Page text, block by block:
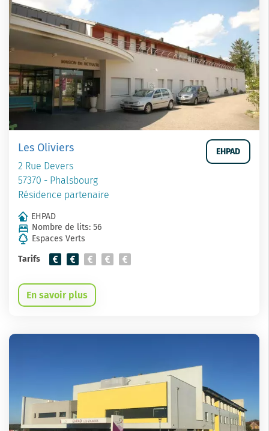
Les Oliviers
2 Rue Devers
57370 - Phalsbourg
Résidence partenaire
EHPAD
EHPAD
Nombre de lits: 56
Espaces Verts
Tarifs
En savoir plus